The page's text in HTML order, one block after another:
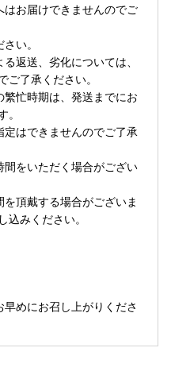
お届けできませんのでご
い。
返送、劣化については、
ご了承ください。
忙時期は、発送までにお
。
はできませんのでご了承
をいただく場合がござい
頂戴する場合がございま
込みください。
めにお召し上がりくださ